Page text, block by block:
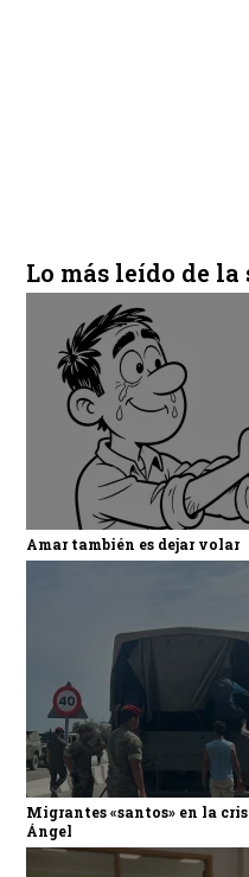
Lo más leído de la
Amar también es dejar volar
Migrantes «santos» en la
Ángel